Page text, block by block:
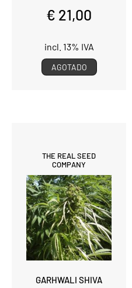
€ 21,00
incl. 13% IVA
AGOTADO
THE REAL SEED
COMPANY
GARHWALI SHIVA